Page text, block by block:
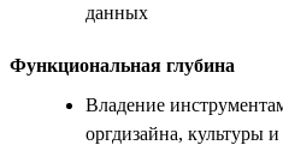
данных
Функциональная глубина
Владение
оргдизайна, культуры